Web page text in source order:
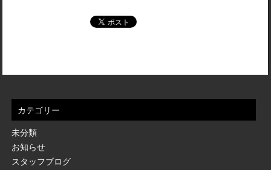
カテゴリー
未分類
お知らせ
スタッフブログ